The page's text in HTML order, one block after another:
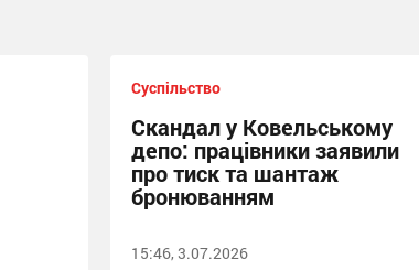
Суспільство
Скандал у Ковельському
депо: працівники заявили
про тиск та шантаж
бронюванням
15:46, 3.07.2026